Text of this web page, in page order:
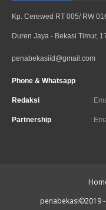
Kp. Cerewed RT 005/ RW
Duren Jaya - Bekasi Timur,
penabekasiid@gmail.com
Phone & Whatsapp
Redaksi :
Partnership :
penabekasi©2019